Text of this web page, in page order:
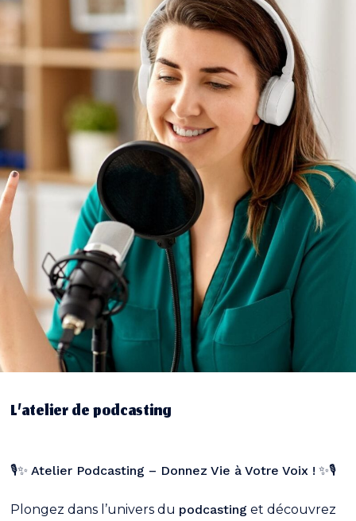
L’atelier de podcasting
🎙️✨Atelier Podcasting – Donnez Vie à Votre Voix ! ✨🎙️
Plongez dans l’univers du podcasting et découvrez